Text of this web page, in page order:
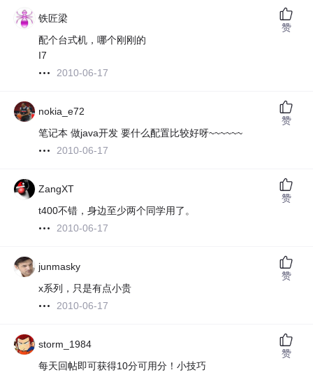
铁匠梁
配个台式机，哪个刚刚的
I7
2010-06-17
赞
nokia_e72
笔记本 做java开发 要什么配置比较好呀~~~~~~
2010-06-17
赞
ZangXT
t400不错，身边至少两个同学用了。
2010-06-17
赞
junmasky
x系列，只是有点小贵
2010-06-17
赞
storm_1984
每天回帖即可获得10分可用分！小技巧
赞